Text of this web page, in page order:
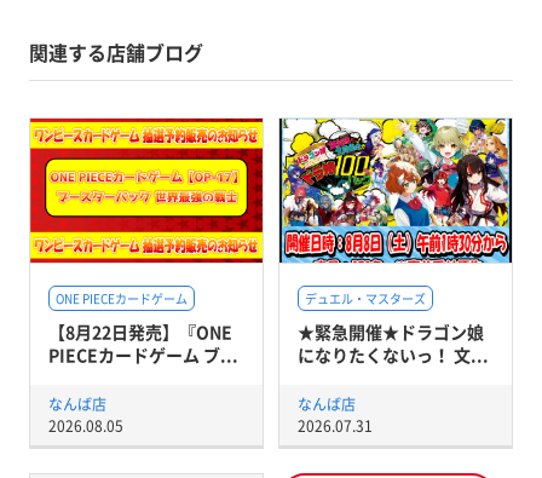
関連する店舗ブログ
ONE PIECEカードゲーム
【8月22日発売】『ONE
PIECEカードゲーム ブ...
なんば店
2026.08.05
デュエル・マスターズ
★緊急開催★ドラゴン娘
になりたくないっ！ 文...
なんば店
2026.07.31